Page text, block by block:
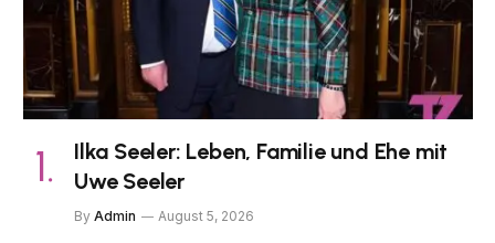
Ilka Seeler: Leben, Familie und Ehe mit
Uwe Seeler
By Admin August 5, 2026